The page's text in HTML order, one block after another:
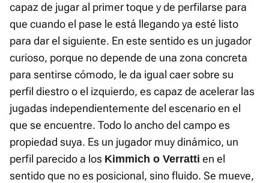
capaz de jugar al primer toque y de perfilarse para
que cuando el pase le está llegando ya esté listo
para dar el siguiente. En este sentido es un jugador
curioso, porque no depende de una zona concreta
para sentirse cómodo, le da igual caer sobre su
perfil diestro o el izquierdo, es capaz de acelerar las
jugadas independientemente del escenario en el
que se encuentre. Todo lo ancho del campo es
propiedad suya. Es un jugador muy dinámico, un
perfil parecido a los Kimmich o Verratti en el
sentido que no es posicional, sino fluido. Se mueve,